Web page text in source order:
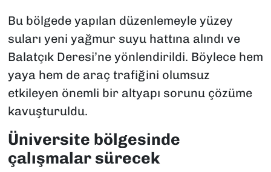
Bu bölgede yapılan düzenlemeyle yüzey
suları yeni yağmur suyu hattına alındı ve
Balatçık Deresi’ne yönlendirildi. Böylece hem
yaya hem de araç trafiğini olumsuz
etkileyen önemli bir altyapı sorunu çözüme
kavuşturuldu.
Üniversite bölgesinde
çalışmalar sürecek